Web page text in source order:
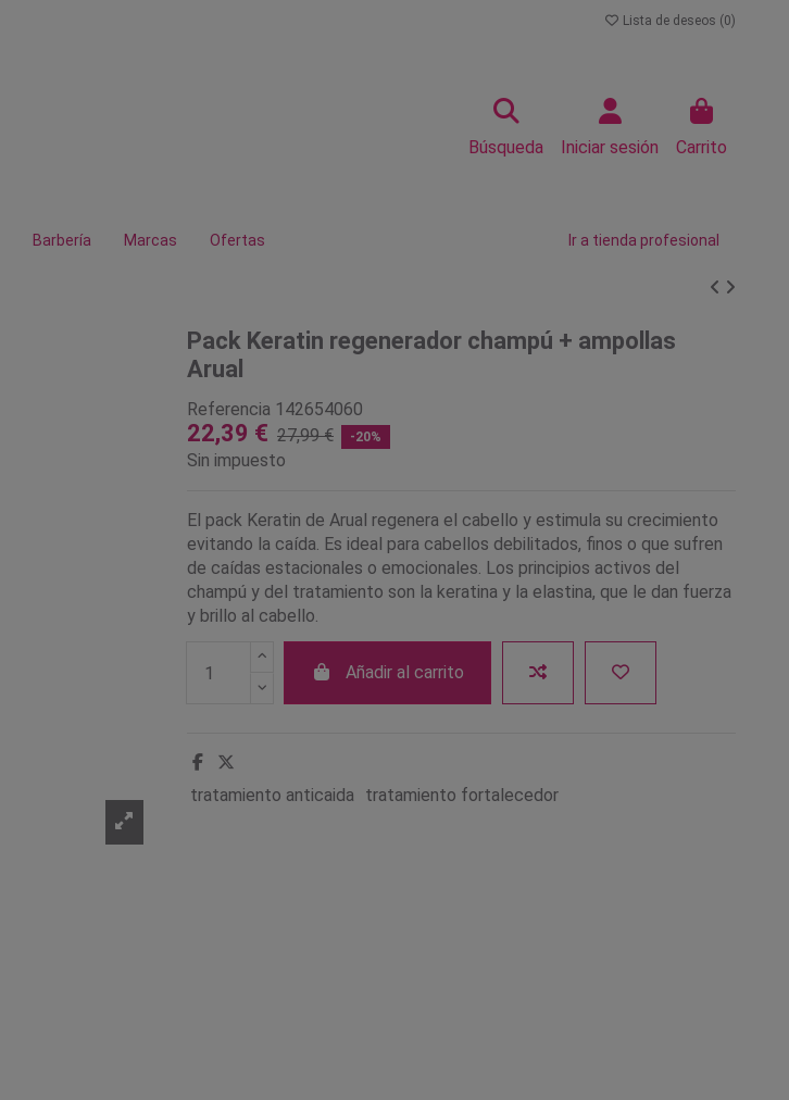
Lista de deseos (0)
Búsqueda Iniciar sesión Carrito
Barbería Marcas Ofertas Ir a tienda profesional
Pack Keratin regenerador champú + ampollas
Arual
Referencia 142654060
22,39 € 27,99 € -20%
Sin impuesto
El pack Keratin de Arual regenera el cabello y estimula su crecimiento
evitando la caída. Es ideal para cabellos debilitados, finos o que sufren
de caídas estacionales o emocionales. Los principios activos del
champú y del tratamiento son la keratina y la elastina, que le dan fuerza
y brillo al cabello.
Añadir al carrito
tratamiento anticaida tratamiento fortalecedor